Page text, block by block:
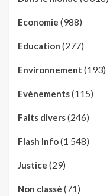
Economie (988)
Education (277)
Environnement (193)
Evénements(115)
Faits divers(246)
Flash Info(1 548)
Justice (29)
Non classé (71)